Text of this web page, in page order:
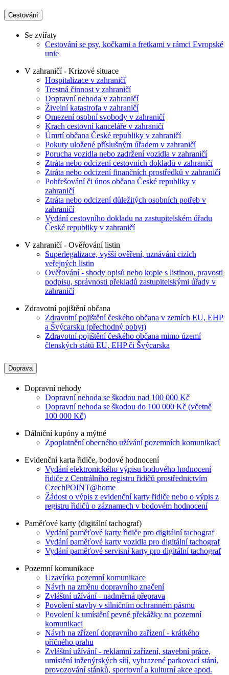
Cestování
Se zvířaty
Cestování se psy, kočkami a fretkami v rámci Evropské
unie
V zahraničí - Krizové situace
Hospitalizace v zahraničí
Trestná činnost v zahraničí
Dopravní nehoda v zahraničí
Živelní katastrofa v zahraničí
Omezení osobní svobody v zahraničí
Krach cestovní kanceláře v zahraničí
Úmrtí občana České republiky v zahraničí
Pokuty uložené příslušným úřadem v zahraničí
Porucha vozidla nebo zadržení vozidla v zahraničí
Ztráta nebo odcizení cestovních dokladů v zahraničí
Ztráta nebo odcizení finančních prostředků v zahraničí
Pohřešování či únos občana České republiky v
zahraničí
Ztráta nebo odcizení důležitých osobních potřeb v
zahraničí
Vydání cestovního dokladu na zastupitelském úřadu
České republiky v zahraničí
V zahraničí - Ověřování listin
Superlegalizace, vyšší ověření, uznávání cizích
veřejných listin
Ověřování - shody opisů nebo kopie s listinou, pravosti
podpisu, správnosti překladů zastupitelskými úřady v
zahraničí
Zdravotní pojištění občana
Zdravotní pojištění českého občana v zemích EU, EHP
a Švýcarsku (přechodný pobyt)
Zdravotní pojištění českého občana mimo území
členských států EU, EHP či Švýcarska
Doprava
Dopravní nehody
Dopravní nehoda se škodou nad 100 000 Kč
Dopravní nehoda se škodou do 100 000 Kč (včetně
100 000 Kč)
Dálniční kupóny a mýtné
Zpoplatnění obecného užívání pozemních komunikací
Evidenční karta řidiče, bodové hodnocení
Vydání elektronického výpisu bodového hodnocení
řidiče z Centrálního registru řidičů prostřednictvím
CzechPOINT@home
Žádost o výpis z evidenční karty řidiče nebo o výpis z
registru řidičů o záznamech v bodovém hodnocení
Paměťové karty (digitální tachograf)
Vydání paměťové karty řidiče pro digitální tachograf
Vydání paměťové karty vozidla pro digitální tachograf
Vydání paměťové servisní karty pro digitální tachograf
Pozemní komunikace
Uzavírka pozemní komunikace
Návrh na změnu dopravního značení
Zvláštní užívání - nadměrná přeprava
Povolení stavby v silničním ochranném pásmu
Povolení k umístění pevné překážky na pozemní
komunikaci
Návrh na zřízení dopravního zařízení - krátkého
příčného prahu
Zvláštní užívání - reklamní zařízení, stavební práce,
umístění inženýrských sítí, vyhrazené parkovací stání,
provozování stánků, sportovní a kulturní akce apod.